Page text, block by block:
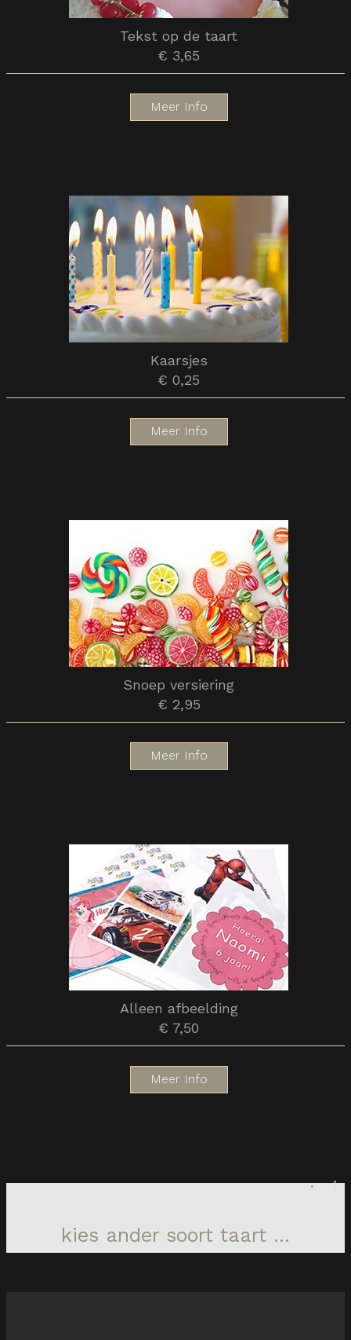
Tekst op de taart
€ 3,65
Meer Info
Kaarsjes
€ 0,25
Meer Info
Snoep versiering
€ 2,95
Meer Info
Alleen afbeelding
€ 7,50
Meer Info
1
kies ander soort taart ...